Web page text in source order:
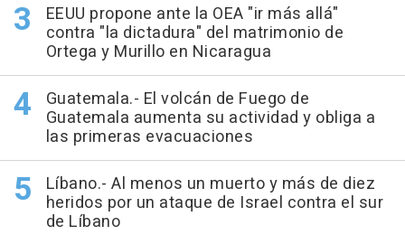
EEUU propone ante la OEA "ir más allá"
contra "la dictadura" del matrimonio de
Ortega y Murillo en Nicaragua
Guatemala.- El volcán de Fuego de
Guatemala aumenta su actividad y obliga a
las primeras evacuaciones
Líbano.- Al menos un muerto y más de diez
heridos por un ataque de Israel contra el sur
de Líbano